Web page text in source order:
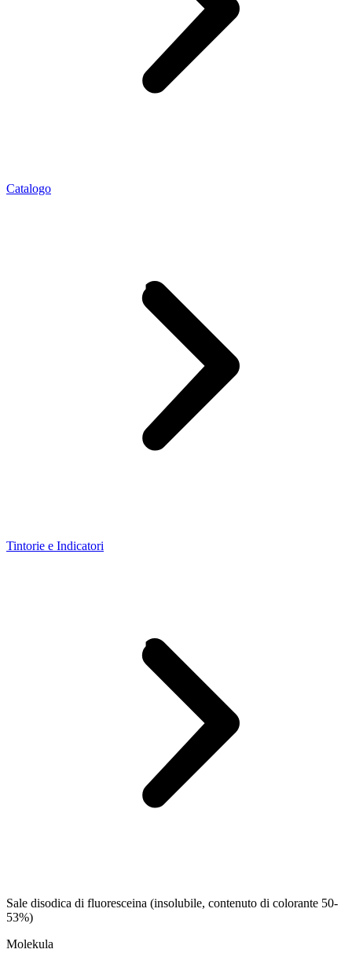
Catalogo
Tintorie e Indicatori
Sale disodica di fluoresceina (insolubile, contenuto di colorante 50-
53%)
Molekula